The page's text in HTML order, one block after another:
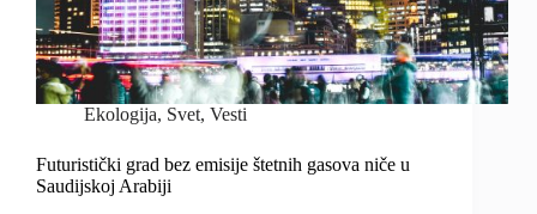
Ekologija, Svet, Vesti
Futuristički grad bez emisije štetnih gasova niče u
Saudijskoj Arabiji